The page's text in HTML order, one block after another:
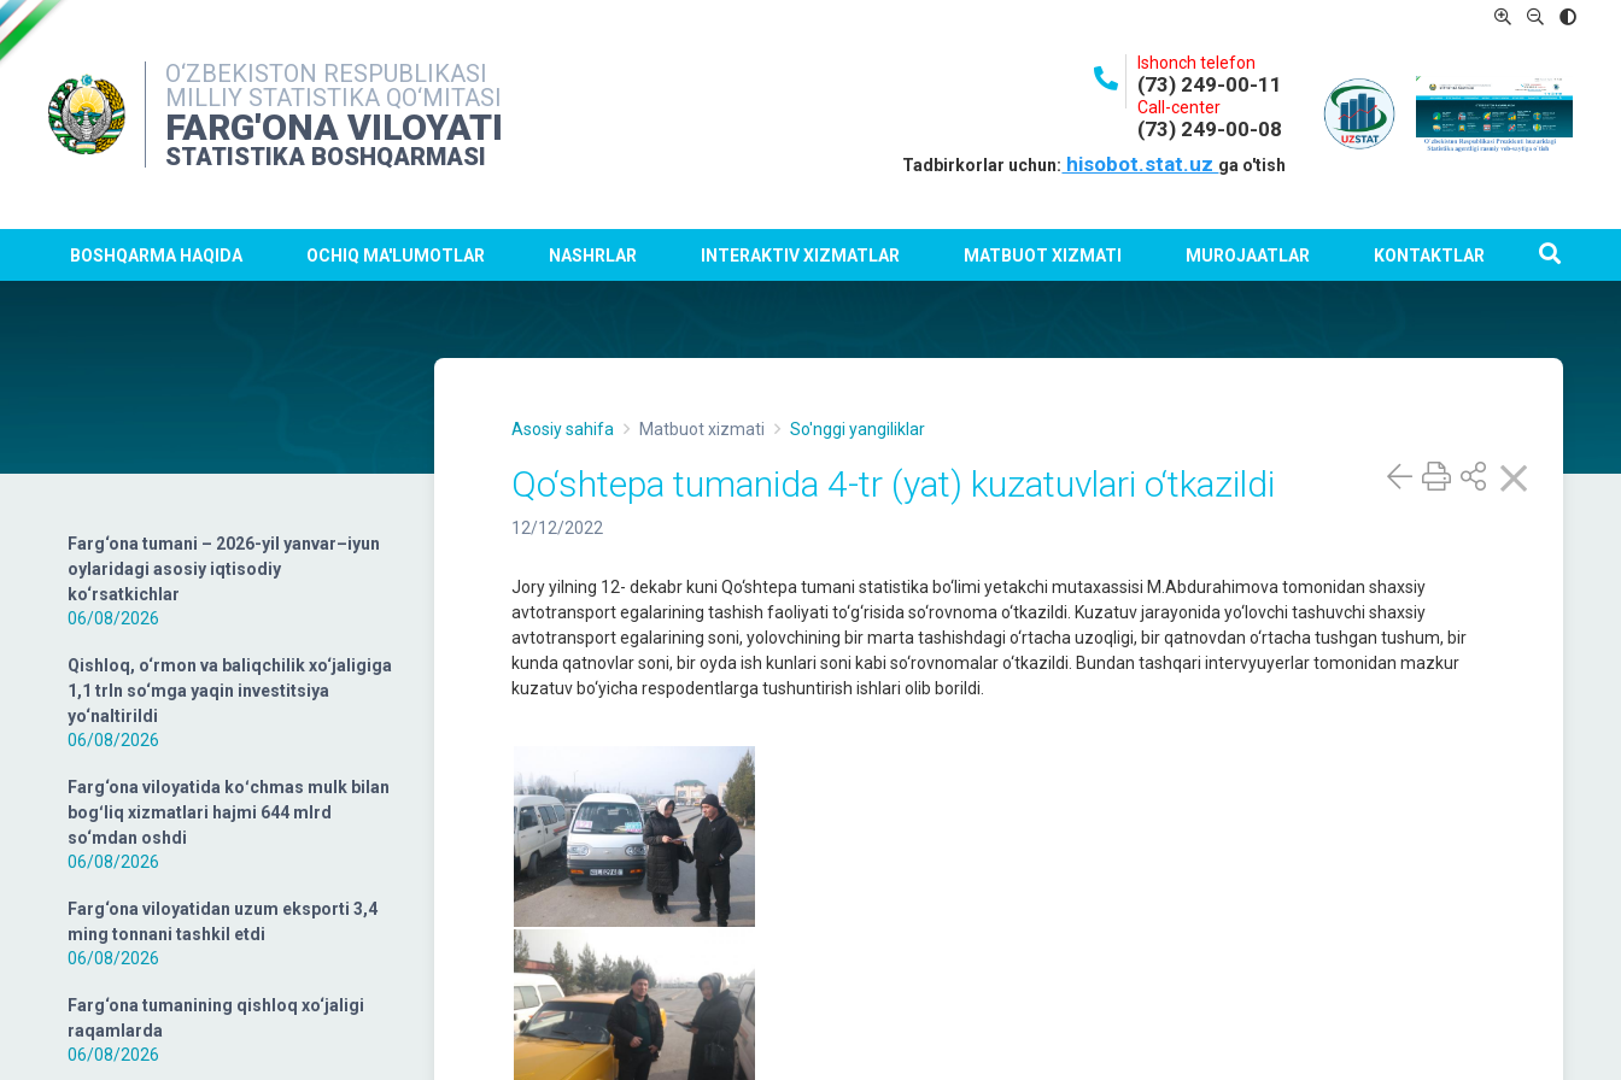
O‘ZBEKISTON RESPUBLIKASI
MILLIY STATISTIKA QO‘MITASI
FARG'ONA VILOYATI
STATISTIKA BOSHQARMASI
Ishonch telefon
(73) 249-00-11
Call-center
(73) 249-00-08
Tadbirkorlar uchun: hisobot.stat.uz ga o'tish
BOSHQARMA HAQIDA OCHIQ MA'LUMOTLAR NASHRLAR INTERAKTIV XIZMATLAR MATBUOT XIZMATI MUROJAATLAR KONTAKTLAR
Farg‘ona tumani – 2026-yil yanvar–iyun
oylaridagi asosiy iqtisodiy
ko‘rsatkichlar
06/08/2026
Qishloq, o‘rmon va baliqchilik xo‘jaligiga
1,1 trln so‘mga yaqin investitsiya
yo‘naltirildi
06/08/2026
Farg‘ona viloyatida koʻchmas mulk bilan
bogʻliq xizmatlari hajmi 644 mlrd
so‘mdan oshdi
06/08/2026
Farg‘ona viloyatidan uzum eksporti 3,4
ming tonnani tashkil etdi
06/08/2026
Farg‘ona tumanining qishloq xo‘jaligi
raqamlarda
06/08/2026
Asosiy sahifa Matbuot xizmati So'nggi yangiliklar
Qo‘shtepa tumanida 4-tr (yat) kuzatuvlari o‘tkazildi
12/12/2022
Jory yilning 12- dekabr kuni Qo‘shtepa tumani statistika bo‘limi yetakchi mutaxassisi M.Abdurahimova tomonidan shaxsiy
avtotransport egalarining tashish faoliyati to‘g‘risida so‘rovnoma o‘tkazildi. Kuzatuv jarayonida yo‘lovchi tashuvchi shaxsiy
avtotransport egalarining soni, yolovchining bir marta tashishdagi o‘rtacha uzoqligi, bir qatnovdan o‘rtacha tushgan tushum, bir
kunda qatnovlar soni, bir oyda ish kunlari soni kabi so‘rovnomalar o‘tkazildi. Bundan tashqari intervyuyerlar tomonidan mazkur
kuzatuv bo‘yicha respodentlarga tushuntirish ishlari olib borildi.